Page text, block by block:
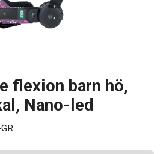
flexion barn hö,
Nano-led